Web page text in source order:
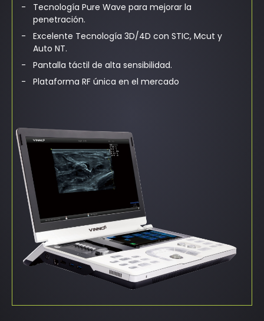
Tecnología Pure Wave para mejorar la
penetración.
Excelente Tecnología 3D/4D con STIC, Mcut y
Auto NT.
Pantalla táctil de alta sensibilidad.
Plataforma RF única en el mercado